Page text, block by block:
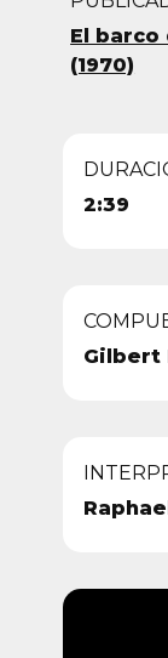
El barco
(1970)
2:39
Gilbert